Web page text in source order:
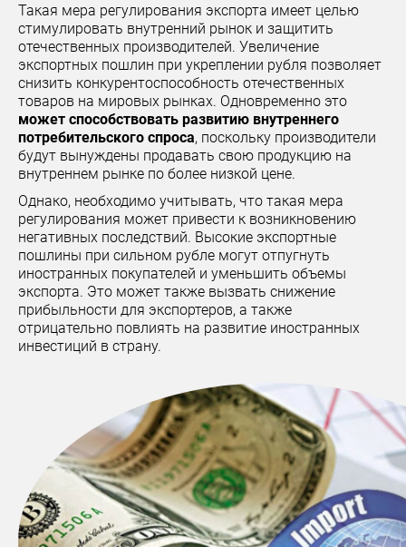
Такая мера регулирования экспорта имеет целью
стимулировать внутренний рынок и защитить
отечественных производителей. Увеличение
экспортных пошлин при укреплении рубля позволяет
снизить конкурентоспособность отечественных
товаров на мировых рынках. Одновременно это
может способствовать развитию внутреннего
потребительского спроса, поскольку производители
будут вынуждены продавать свою продукцию на
внутреннем рынке по более низкой цене.
Однако, необходимо учитывать, что такая мера
регулирования может привести к возникновению
негативных последствий. Высокие экспортные
пошлины при сильном рубле могут отпугнуть
иностранных покупателей и уменьшить объемы
экспорта. Это может также вызвать снижение
прибыльности для экспортеров, а также
отрицательно повлиять на развитие иностранных
инвестиций в страну.